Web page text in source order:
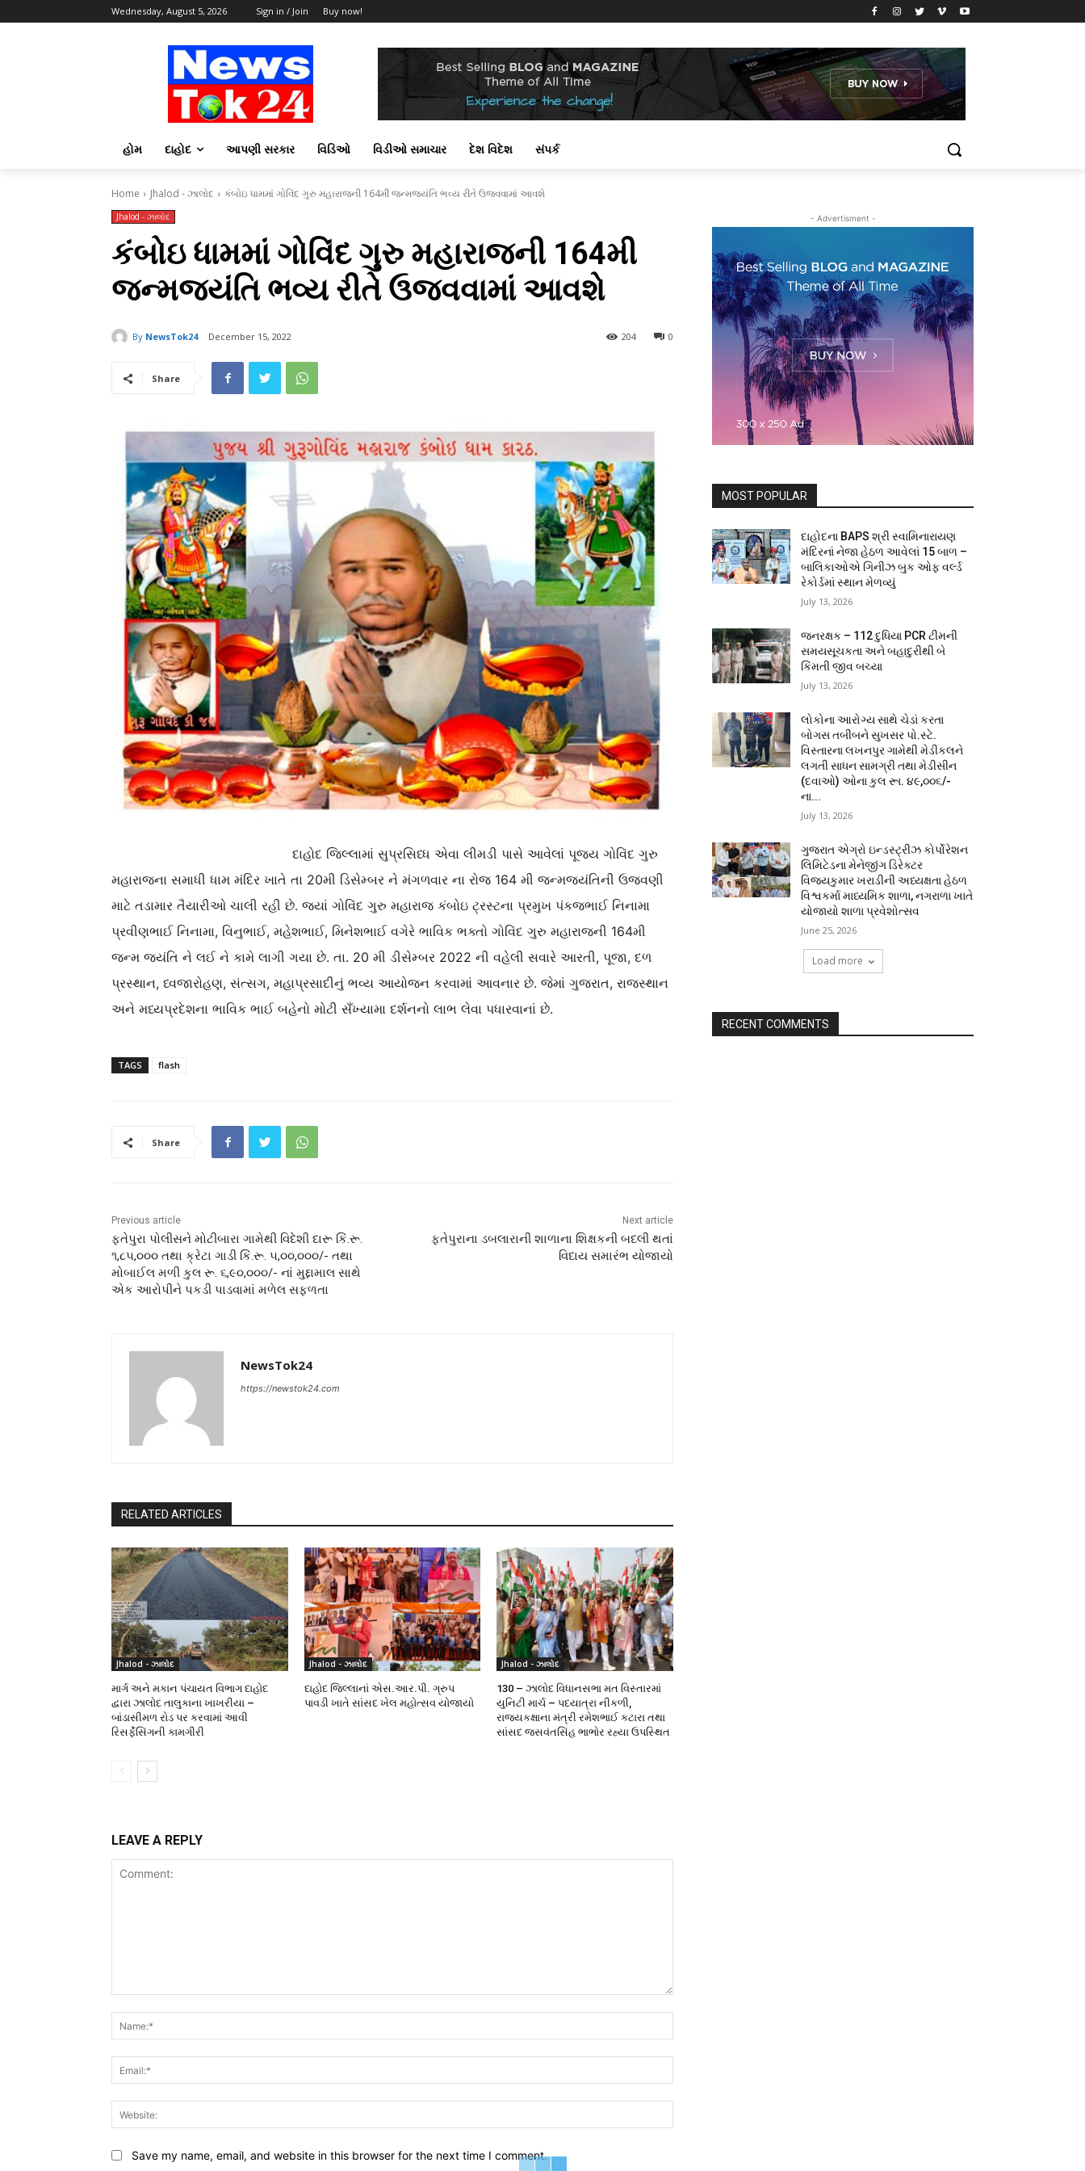
Wednesday, August 5, 2026 Sign in / Join Buy now!
હોમ દાહોદ આપણી સરકાર વિડિઓ વિડીઓ સમાચાર દેશ વિદેશ સંપર્ક
Home Jhalod - ઝાલોદ કંબોઇ ધામમાં ગોવિંદ ગુરુ મહારાજની 164મી જન્મજયંતિ ભવ્ય રીતે ઉજવવામાં આવશે
Jhalod - ઝાલોદ
કંબોઇ ધામમાં ગોવિંદ ગુરુ મહારાજની 164મી
જન્મજયંતિ ભવ્ય રીતે ઉજવવામાં આવશે
By NewsTok24 December 15, 2022 0
204
Share
દાહોદ જિલ્લામાં સુપ્રસિધ્ધ એવા લીમડી પાસે આવેલાં પૂજ્ય ગોવિંદ ગુરુ
મહારાજના સમાધી ધામ મંદિર ખાતે તા 20મી ડિસેમ્બર ને મંગળવાર ના રોજ 164 મી જન્મજયંતિની ઉજવણી
માટે તડામાર તૈયારીઓ ચાલી રહી છે. જ્યાં ગોવિંદ ગુરુ મહારાજ કંબોઇ ટ્રસ્ટના પ્રમુખ પંકજભાઈ નિનામા
પ્રવીણભાઈ નિનામા, વિનુભાઈ, મહેશભાઈ, મિનેશભાઈ વગેરે ભાવિક ભક્તો ગોવિંદ ગુરુ મહારાજની 164મી
જન્મ જ્યંતિ ને લઈ ને કામે લાગી ગયા છે. તા. 20 મી ડીસેમ્બર 2022 ની વહેલી સવારે આરતી, પૂજા, દળ
પ્રસ્થાન, ધ્વજારોહણ, સંત્સગ, મહાપ્રસાદીનું ભવ્ય આયોજન કરવામાં આવનાર છે. જેમાં ગુજરાત, રાજસ્થાન
અને મધ્યપ્રદેશના ભાવિક ભાઈ બહેનો મોટી સઁખ્યામા દર્શનનો લાભ લેવા પધારવાનાં છે.
TAGS flash
Share
Previous article
ફતેપુરા પોલીસને મોટીબારા ગામેથી વિદેશી દારૂ કિં.રૂ.
૧,૮૫,૦૦૦ તથા ક્રેટા ગાડી કિં.રૂ. ૫,૦૦,૦૦૦/- તથા
મોબાઈલ મળી કુલ રૂ. ૬,૯૦,૦૦૦/- નાં મુદ્દામાલ સાથે
એક આરોપીને પકડી પાડવામાં મળેલ સફળતા
Next article
ફતેપુરાના ડબલારાની શાળાના શિક્ષકની બદલી થતાં
વિદાય સમારંભ યોજાયો
NewsTok24
https://newstok24.com
RELATED ARTICLES
Jhalod - ઝાલોદ
માર્ગ અને મકાન પંચાયત વિભાગ દાહોદ
દ્વારા ઝાલોદ તાલુકાના ખાખરીયા –
બાંડાસીમળ રોડ પર કરવામાં આવી
રિસર્ફેસિંગની કામગીરી
Jhalod - ઝાલોદ
દાહોદ જિલ્લાનાં એસ.આર.પી. ગ્રુપ
પાવડી ખાતે સાંસદ ખેલ મહોત્સવ યોજાયો
Jhalod - ઝાલોદ
130 – ઝાલોદ વિધાનસભા મત વિસ્તારમાં
યુનિટી માર્ચ – પદયાત્રા નીકળી,
રાજ્યકક્ષાના મંત્રી રમેશભાઈ કટારા તથા
સાંસદ જસવંતસિંહ ભાભોર રહ્યા ઉપસ્થિત
LEAVE A REPLY
Save my name, email, and website in this browser for the next time I comment.
- Advertisment -
MOST POPULAR
દાહોદના BAPS શ્રી સ્વામિનારાયણ
મંદિરનાં નેજા હેઠળ આવેલાં 15 બાળ –
બાલિકાઓએ ગિનીઝ બુક ઓફ વર્લ્ડ
રેકોર્ડમાં સ્થાન મેળવ્યું
July 13, 2026
જનરક્ષક – 112 દુધિયા PCR ટીમની
સમયસૂચકતા અને બહાદુરીથી બે
કિંમતી જીવ બચ્યા
July 13, 2026
લોકોના આરોગ્ય સાથે ચેડાં કરતા
બોગસ તબીબને સુખસર પો.સ્ટે.
વિસ્તારના લખનપુર ગામેથી મેડીકલને
લગતી સાધન સામગ્રી તથા મેડીસીન
(દવાઓ) ઓના કુલ રૂા. ૪૯,૦૦૬/-
ના...
July 13, 2026
ગુજરાત એગ્રો ઇન્ડસ્ટ્રીઝ કોર્પોરેશન
લિમિટેડના મેનેજીંગ ડિરેક્ટર
વિજયકુમાર ખરાડીની અધ્યક્ષતા હેઠળ
વિશ્વકર્મા માધ્યમિક શાળા, નગરાળા ખાતે
યોજાયો શાળા પ્રવેશોત્સવ
June 25, 2026
Load more
RECENT COMMENTS